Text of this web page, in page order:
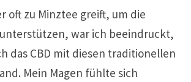
oft zu Minztee greift, um die
war ich beeindruckt,
das CBD mit diesen traditionellen
Mein Magen fühlte sich